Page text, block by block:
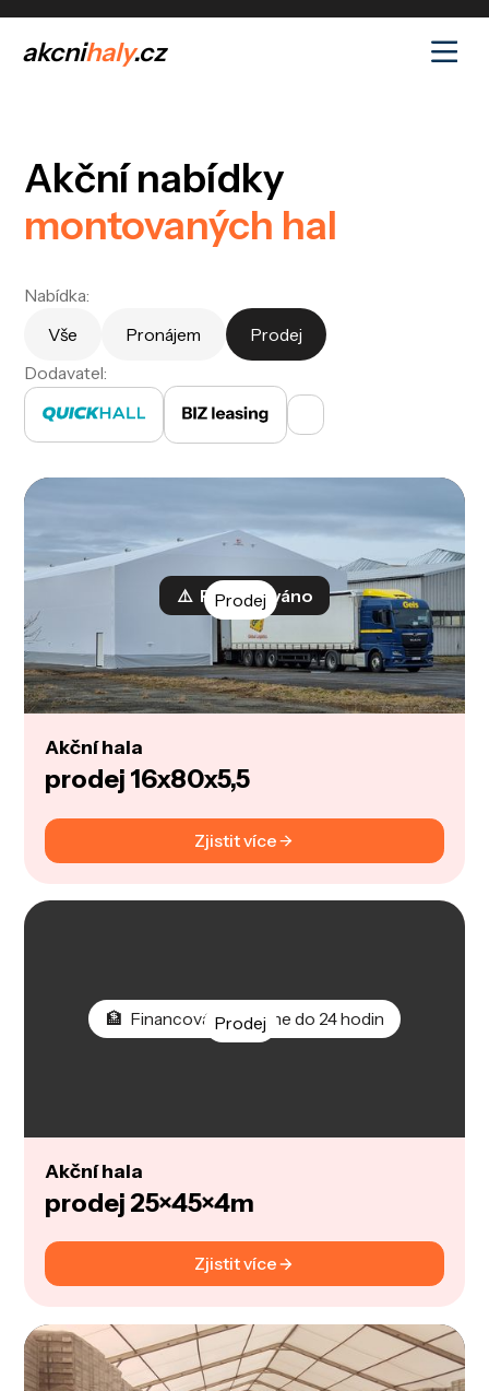
akcnihaly.cz
Akční nabídky
montovaných hal
Nabídka:
Vše
Pronájem
Prodej
Dodavatel:
⚠️ Rezervováno
Prodej
Akční hala
prodej 16x80x5,5
Zjistit více
🏦 Financování vyřídíme do 24 hodin
Prodej
Akční hala
prodej 25×45×4m
Zjistit více